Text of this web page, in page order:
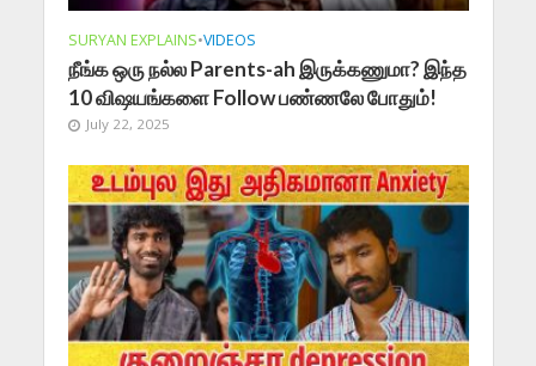
SURYAN EXPLAINS•VIDEOS
நீங்க ஒரு நல்ல Parents-ah இருக்கணுமா? இந்த
10 விஷயங்களை Follow பண்ணலே போதும்!
July 22, 2025